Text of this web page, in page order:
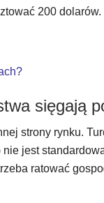
200 dolarów.
sięgają
strony rynku.
nie jest
ratować